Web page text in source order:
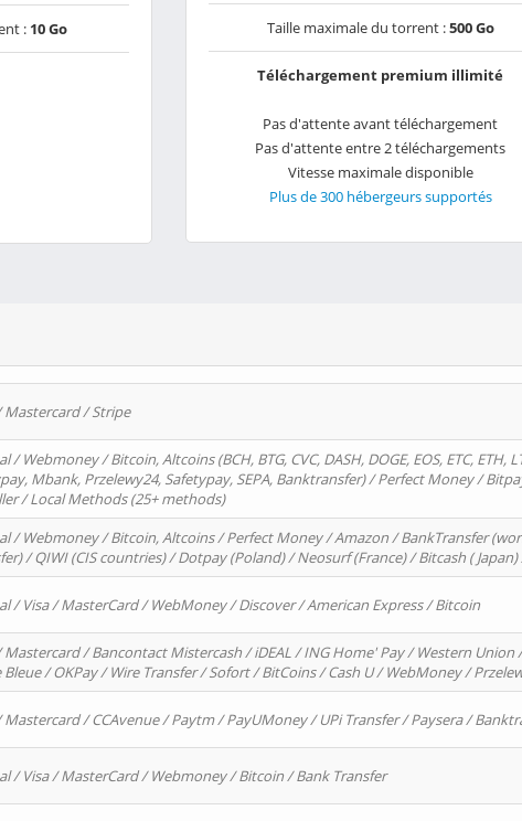
: 10 Go Taille maximale du torrent :500 Go
Téléchargement premium illimité
Pas d'attente avant téléchargement
Pas d'attente entre 2 téléchargements
Vitesse maximale disponible
Plus de 300 hébergeurs supportés
Mastercard / Stripe
/ Webmoney / Bitcoin, Altcoins (BCH, BTG, CVC, DASH, DOGE, EOS, ETC, ETH,
Mbank, Przelewy24, Safetypay, SEPA, Banktransfer) / Perfect Money /
/ Local Methods (25+ methods)
/ Webmoney / Bitcoin, Altcoins / Perfect Money / Amazon / BankTransfer
/ QIWI (CIS countries) / Dotpay (Poland) / Neosurf (France) / Bitcash (
/ Visa / MasterCard / WebMoney / Discover / American Express / Bitcoin
Mastercard / Bancontact Mistercash / iDEAL / ING Home' Pay / Western Union
Bleue / OKPay / Wire Transfer / Sofort / BitCoins / Cash U / WebMoney /
Mastercard / CCAvenue / Paytm / PayUMoney / UPi Transfer / Paysera /
/ Visa / MasterCard / Webmoney / Bitcoin / Bank Transfer